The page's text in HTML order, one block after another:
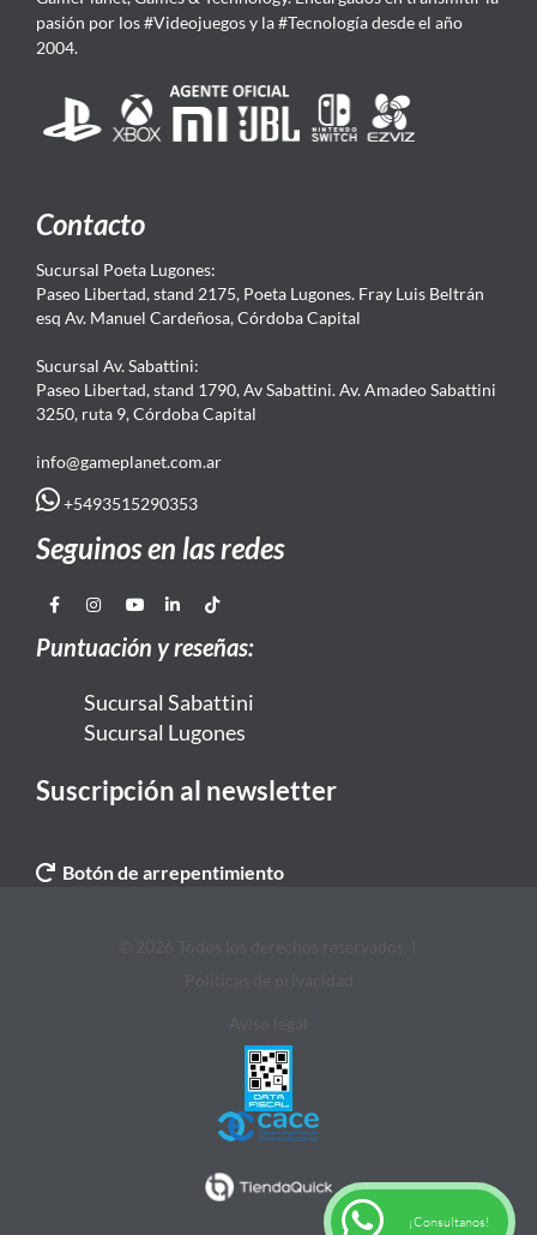
pasión por los #Videojuegos y la #Tecnología desde el año
2004.
Contacto
Sucursal Poeta Lugones:
Paseo Libertad, stand 2175, Poeta Lugones. Fray Luis Beltrán
esq Av. Manuel Cardeñosa, Córdoba Capital
Sucursal Av. Sabattini:
Paseo Libertad, stand 1790, Av Sabattini. Av. Amadeo Sabattini
3250, ruta 9, Córdoba Capital
info@gameplanet.com.ar
+5493515290353
Seguinos en las redes
Puntuación y reseñas:
Sucursal Sabattini
Sucursal Lugones
Suscripción al newsletter
Botón de arrepentimiento
¡Consultanos!